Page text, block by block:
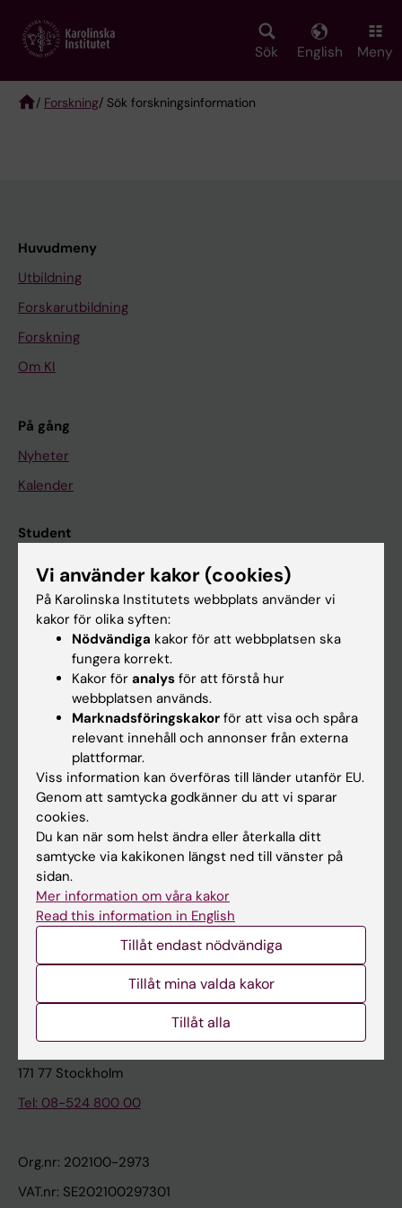
main
Sök English Meny
/ Forskning/ Sök forskningsinformation
Huvudmeny
Utbildning
Forskarutbildning
Forskning
Om KI
På gång
Nyheter
Kalender
Student
Ladok
Canvas
Schema
Studentmejlen
Kurs- och programwebbar
Student på KI
Medarbetare
Medarbetarportalen
Kontakta och besök KI
Universitetsbiblioteket
Stöd forskning och utbildning
Karolinska Institutet Innovation
Kontakta presstjänsten
Karolinska Institutet
171 77 Stockholm
Tel: 08-524 800 00
Org.nr: 202100-2973
VAT.nr: SE202100297301
Vi använder kakor (cookies)
På Karolinska Institutets webbplats använder vi
kakor för olika syften:
Nödvändiga kakor för att webbplatsen ska
fungera korrekt.
Kakor för analys för att förstå hur
webbplatsen används.
Marknadsföringskakor för att visa och spåra
relevant innehåll och annonser från externa
plattformar.
Viss information kan överföras till länder utanför EU.
Genom att samtycka godkänner du att vi sparar
cookies.
Du kan när som helst ändra eller återkalla ditt
samtycke via kakikonen längst ned till vänster på
sidan.
Mer information om våra kakor
Read this information in English
Tillåt endast nödvändiga
Tillåt mina valda kakor
Tillåt alla